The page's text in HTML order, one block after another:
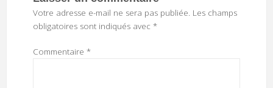
Votre adresse e-mail ne sera pas publiée. Les champs
obligatoires sont indiqués avec *
Commentaire *